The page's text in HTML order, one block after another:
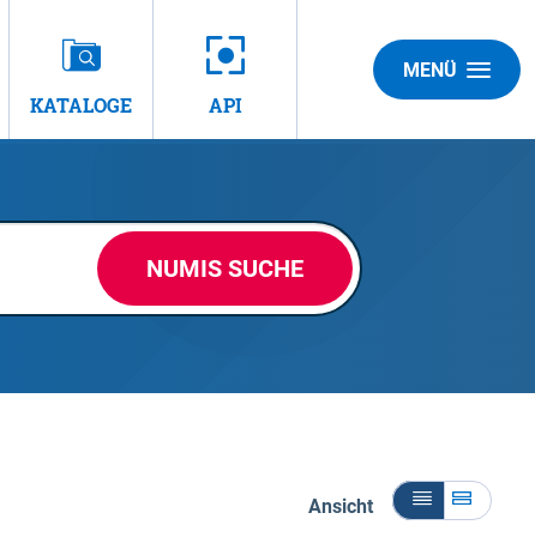
KATALOGE API
MENÜ
NUMIS SUCHE
Ansicht